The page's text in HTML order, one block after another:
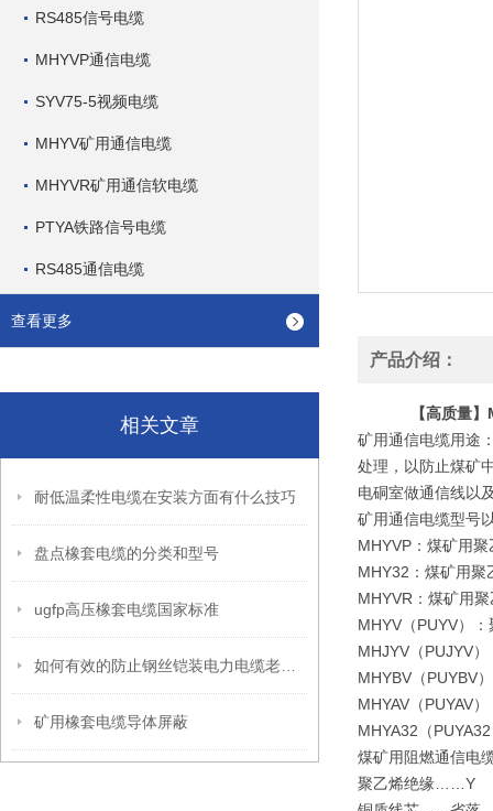
RS485信号电缆
MHYVP通信电缆
SYV75-5视频电缆
MHYV矿用通信电缆
MHYVR矿用通信软电缆
PTYA铁路信号电缆
RS485通信电缆
查看更多
相关文章
耐低温柔性电缆在安装方面有什么技巧
盘点橡套电缆的分类和型号
ugfp高压橡套电缆国家标准
矿用橡套电缆导体屏蔽
产品介绍：
【高质量
矿用通信电缆用途
处理，以防止煤矿
电硐室做通信线以
矿用通信电缆型号
MHYVP：煤矿用
MHY32：煤矿用聚
MHYVR：煤矿用
MHYV（PUYV）
MHJYV（PUJYV
MHYBV（PUYBV
MHYAV（PUYAV
MHYA32（
煤矿用阻燃通信
聚乙烯绝缘